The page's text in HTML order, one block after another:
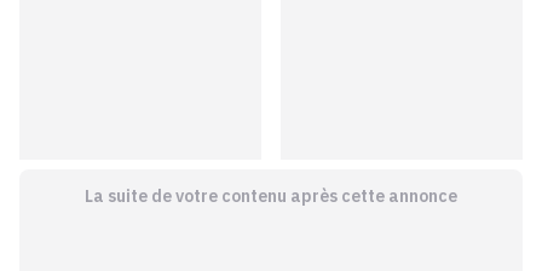
La suite de votre contenu après cette annonce